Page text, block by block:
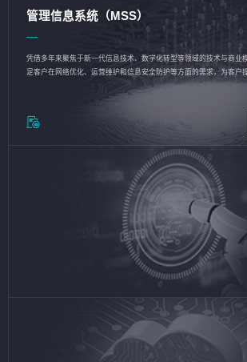
管理信息系统（MSS）
凭借多年来聚焦于新一代信息技术、数字化转型等领域的技术与商业
足客户在网络优化、运营维护和信息安全防护等方面的需求，为客户